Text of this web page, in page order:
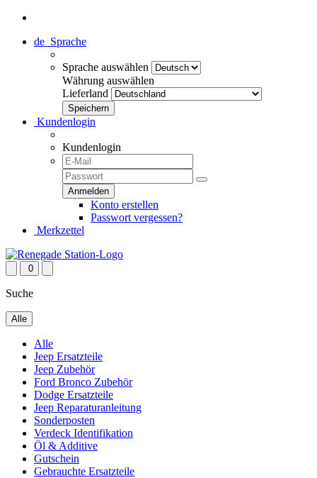
de Sprache
Sprache auswählen
Währung auswählen
Lieferland
Kundenlogin
Kundenlogin
Konto erstellen
Passwort vergessen?
Merkzettel
0
Suche
Alle
Alle
Jeep Ersatzteile
Jeep Zubehör
Ford Bronco Zubehör
Dodge Ersatzteile
Jeep Reparaturanleitung
Sonderposten
Verdeck Identifikation
Öl & Additive
Gutschein
Gebrauchte Ersatzteile